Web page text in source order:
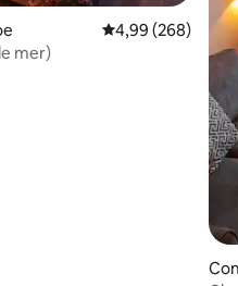
commentaires
Note moyenne
4,99 (268)
mer)